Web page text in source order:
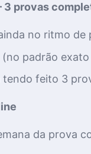
3 provas
no ritmo de
padrão
tendo feito 3
da prova